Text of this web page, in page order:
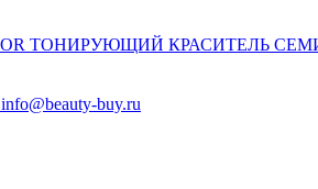
info@beauty-buy.ru